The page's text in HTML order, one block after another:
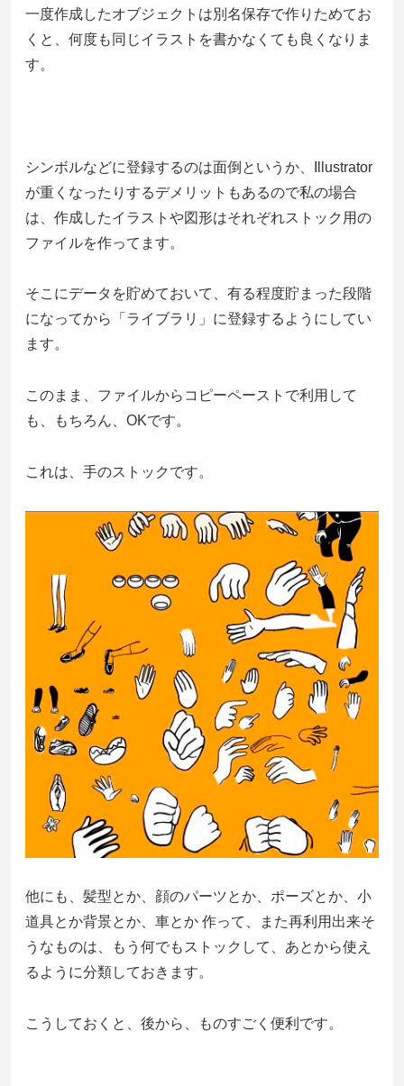
一度作成したオブジェクトは別名保存で作りためてお
くと、何度も同じイラストを書かなくても良くなりま
す。
シンボルなどに登録するのは面倒というか、Illustrator
が重くなったりするデメリットもあるので私の場合
は、作成したイラストや図形はそれぞれストック用の
ファイルを作ってます。
そこにデータを貯めておいて、有る程度貯まった段階
になってから「ライブラリ」に登録するようにしてい
ます。
このまま、ファイルからコピーペーストで利用して
も、もちろん、OKです。
これは、手のストックです。
他にも、髪型とか、顔のパーツとか、ポーズとか、小
道具とか背景とか、車とか 作って、また再利用出来そ
うなものは、もう何でもストックして、あとから使え
るように分類しておきます。
こうしておくと、後から、ものすごく便利です。